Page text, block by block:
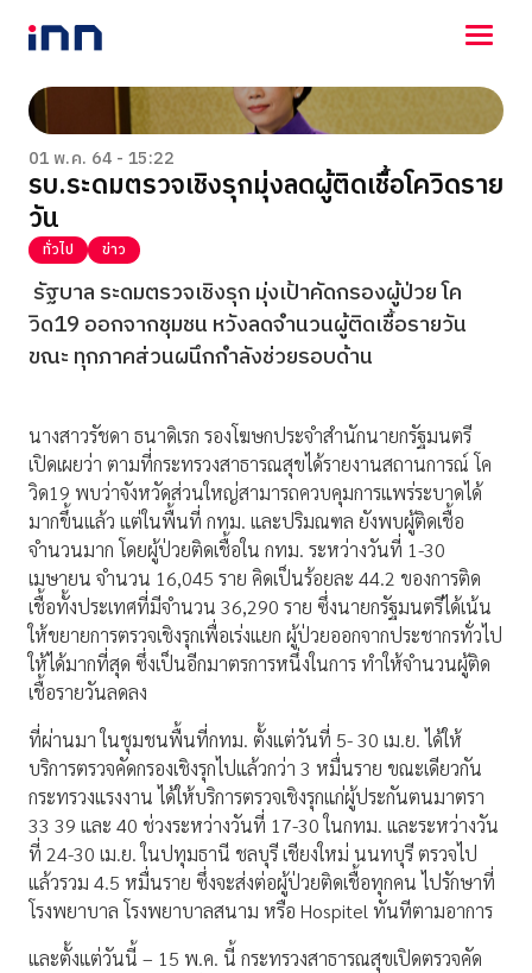
NEWS
ENTERTAINMENT
LIFESTYLE
HOROSCOPE
LOTTERY
VIDEO
ร่วมด้วยช่วยกัน
01 พ.ค. 64 - 15:22
รบ.ระดมตรวจเชิงรุกมุ่งลดผู้ติดเชื้อโควิดราย
วัน
ทั่วไป ข่าว
รัฐบาล ระดมตรวจเชิงรุก มุ่งเป้าคัดกรองผู้ป่วย โค
วิด19 ออกจากชุมชน หวังลดจำนวนผู้ติดเชื้อรายวัน
ขณะ ทุกภาคส่วนผนึกกำลังช่วยรอบด้าน
นางสาวรัชดา ธนาดิเรก รองโฆษกประจำสำนักนายกรัฐมนตรี
เปิดเผยว่า ตามที่กระทรวงสาธารณสุขได้รายงานสถานการณ์ โค
วิด19 พบว่าจังหวัดส่วนใหญ่สามารถควบคุมการแพร่ระบาดได้
มากขึ้นแล้ว แต่ในพื้นที่ กทม. และปริมณฑล ยังพบผู้ติดเชื้อ
จำนวนมาก โดยผู้ป่วยติดเชื้อใน กทม. ระหว่างวันที่ 1-30
เมษายน จำนวน 16,045 ราย คิดเป็นร้อยละ 44.2 ของการติด
เชื้อทั้งประเทศที่มีจำนวน 36,290 ราย ซึ่งนายกรัฐมนตรีได้เน้น
ให้ขยายการตรวจเชิงรุกเพื่อเร่งแยก ผู้ป่วยออกจากประชากรทั่วไป
ให้ได้มากที่สุด ซึ่งเป็นอีกมาตรการหนึ่งในการ ทำให้จำนวนผู้ติด
เชื้อรายวันลดลง
ที่ผ่านมา ในชุมชนพื้นที่กทม. ตั้งแต่วันที่ 5- 30 เม.ย. ได้ให้
บริการตรวจคัดกรองเชิงรุกไปแล้วกว่า 3 หมื่นราย ขณะเดียวกัน
กระทรวงแรงงาน ได้ให้บริการตรวจเชิงรุกแก่ผู้ประกันตนมาตรา
33 39 และ 40 ช่วงระหว่างวันที่ 17-30 ในกทม. และระหว่างวัน
ที่ 24-30 เม.ย. ในปทุมธานี ชลบุรี เชียงใหม่ นนทบุรี ตรวจไป
แล้วรวม 4.5 หมื่นราย ซึ่งจะส่งต่อผู้ป่วยติดเชื้อทุกคน ไปรักษาที่
โรงพยาบาล โรงพยาบาลสนาม หรือ Hospitel ทันทีตามอาการ
และตั้งแต่วันนี้ – 15 พ.ค. นี้ กระทรวงสาธารณสุขเปิดตรวจคัด